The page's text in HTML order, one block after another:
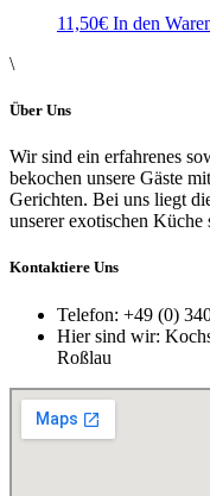
11,50€ In den
\
Über Uns
Wir sind ein erfahrenes
bekochen unsere Gäste
Gerichten. Bei uns liegt
unserer exotischen Küche
Kontaktiere Uns
Telefon: +49 (0)
Hier sind wir:
Roßlau